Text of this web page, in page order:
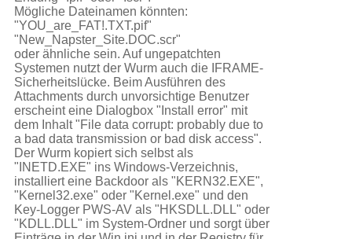
Mögliche Dateinamen könnten:
"YOU_are_FAT!.TXT.pif"
"New_Napster_Site.DOC.scr"
oder ähnliche sein. Auf ungepatchten
Systemen nutzt der Wurm auch die IFRAME-
Sicherheitslücke. Beim Ausführen des
Attachments durch unvorsichtige Benutzer
erscheint eine Dialogbox "Install error" mit
dem Inhalt "File data corrupt: probably due to
a bad data transmission or bad disk access".
Der Wurm kopiert sich selbst als
"INETD.EXE" ins Windows-Verzeichnis,
installiert eine Backdoor als "KERN32.EXE",
"Kernel32.exe" oder "Kernel.exe" und den
Key-Logger PWS-AV als "HKSDLL.DLL" oder
"KDLL.DLL" im System-Ordner und sorgt über